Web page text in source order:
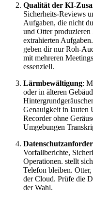
Qualität der KI-
Sicherheits-Reviews
Aufgaben, die nicht
und Otter
extrahierten
geben dir nur Roh-
mit mehreren
essenziell.
Lärmbewältigung:
oder in älteren
Genauigkeit in lauten
Recorder ohne
Umgebungen
Vorfallberichte,
Operationen. stellt
Telefon bleiben.
der Cloud. Prüfe die
der Wahl.